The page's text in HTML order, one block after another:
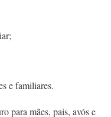
e familiares.
para mães, pais, avós e